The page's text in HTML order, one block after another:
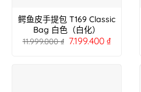
鳄鱼皮手提包 T169 Classic
Bag 白色（白化）
11.999.000₫ 7.199.400₫